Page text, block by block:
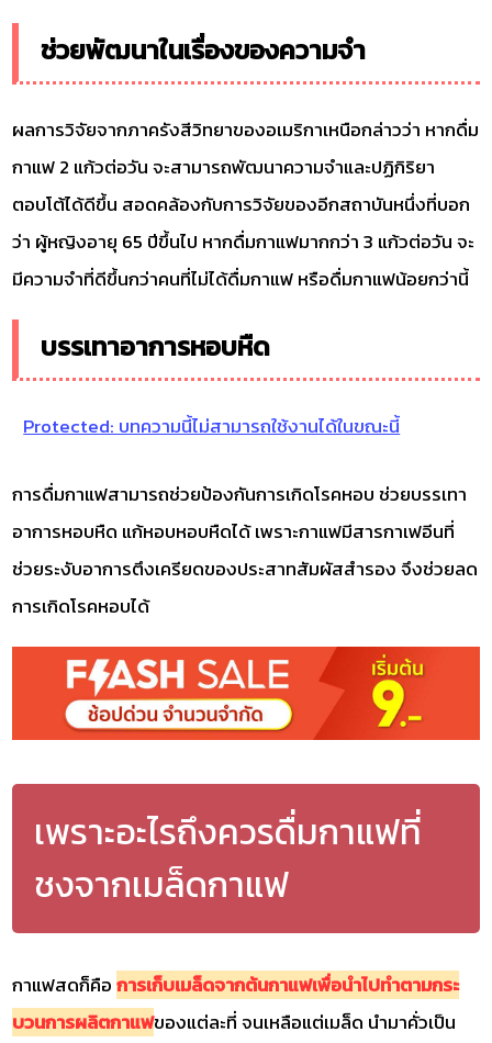
ช่วยพัฒนาในเรื่องของความจำ
ผลการวิจัยจากภาครังสีวิทยาของอเมริกาเหนือกล่าวว่า หากดื่ม
กาแฟ 2 แก้วต่อวัน จะสามารถพัฒนาความจำและปฏิกิริยา
ตอบโต้ได้ดีขึ้น สอดคล้องกับการวิจัยของอีกสถาบันหนึ่งที่บอก
ว่า ผู้หญิงอายุ 65 ปีขึ้นไป หากดื่มกาแฟมากกว่า 3 แก้วต่อวัน จะ
มีความจำที่ดีขึ้นกว่าคนที่ไม่ได้ดื่มกาแฟ หรือดื่มกาแฟน้อยกว่านี้
บรรเทาอาการหอบหืด
Protected: บทความนี้ไม่สามารถใช้งานได้ในขณะนี้
การดื่มกาแฟสามารถช่วยป้องกันการเกิดโรคหอบ ช่วยบรรเทา
อาการหอบหืด แก้หอบหอบหืดได้ เพราะกาแฟมีสารกาเฟอีนที่
ช่วยระงับอาการตึงเครียดของประสาทสัมผัสสำรอง จึงช่วยลด
การเกิดโรคหอบได้
เพราะอะไรถึงควรดื่มกาแฟที่
ชงจากเมล็ดกาแฟ
กาแฟสดก็คือการเก็บเมล็ดจากต้นกาแฟเพื่อนำไปทำตามกระ
บวนการผลิตกาแฟของแต่ละที่ จนเหลือแต่เมล็ด นำมาคั่วเป็น